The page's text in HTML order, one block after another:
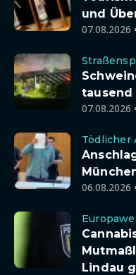
und
07.08.2026
07.08.2026
Tödlicher
06.08.2026
Lindau